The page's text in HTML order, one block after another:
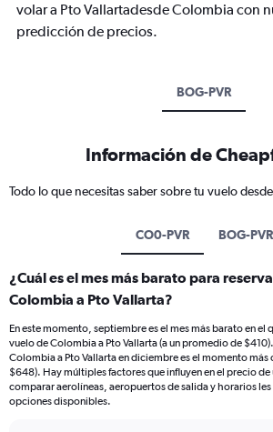
volar a Pto Vallartadesde Colombia con
predicción de precios.
BOG-PVR
Información de
Todo lo que necesitas saber sobre tu vuelo
CO0-PVR BOG-PVR
¿Cuál es el mes más barato para
Colombia a Pto Vallarta?
En este momento, septiembre es el mes más barato en el
vuelo de Colombia a Pto Vallarta (a un promedio de
Colombia a Pto Vallarta en diciembre es el momento más
$648). Hay múltiples factores que influyen en el precio
comparar aerolíneas, aeropuertos de salida y horarios les
opciones disponibles.